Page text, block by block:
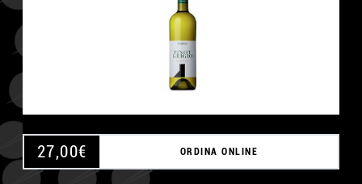
27,00€ ORDINA ONLINE